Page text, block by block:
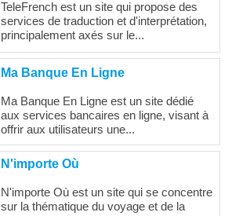
TeleFrench est un site qui propose des
services de traduction et d'interprétation,
principalement axés sur le...
Ma Banque En Ligne
Ma Banque En Ligne est un site dédié
aux services bancaires en ligne, visant à
offrir aux utilisateurs une...
N'importe Où
N'importe Où est un site qui se concentre
sur la thématique du voyage et de la